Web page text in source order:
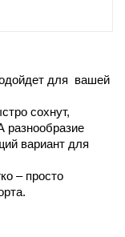
для вашей
сохнут,
разнообразие
вариант для
– просто